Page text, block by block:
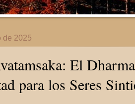
de 2025
El
para los Seres